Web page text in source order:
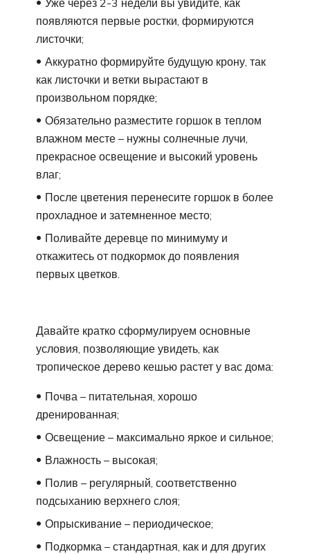
появляются первые ростки, формируются
листочки;
Аккуратно формируйте будущую крону, так
как листочки и ветки вырастают в
произвольном порядке;
Обязательно разместите горшок в теплом
влажном месте – нужны солнечные лучи,
прекрасное освещение и высокий уровень
влаг;
После цветения перенесите горшок в более
прохладное и затемненное место;
Поливайте деревце по минимуму и
откажитесь от подкормок до появления
первых цветков.
Давайте кратко сформулируем основные
условия, позволяющие увидеть, как
тропическое дерево кешью растет у вас дома:
Почва – питательная, хорошо
дренированная;
Освещение – максимально яркое и сильное;
Влажность – высокая;
Полив – регулярный, соответственно
подсыханию верхнего слоя;
Опрыскивание – периодическое;
Подкормка – стандартная, как и для других